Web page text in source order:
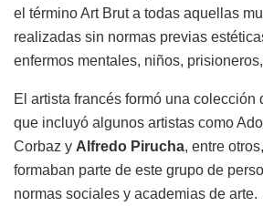
el término Art Brut a todas aquellas
realizadas sin normas previas
enfermos mentales, niños,
El artista francés formó una colección
que incluyó algunos artistas como
Corbaz y Alfredo Pirucha, entre
formaban parte de este grupo de
normas sociales y academias de arte.